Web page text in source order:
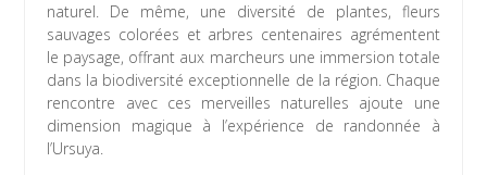
naturel. De même, une diversité de plantes, fleurs
sauvages colorées et arbres centenaires agrémentent
le paysage, offrant aux marcheurs une immersion totale
dans la biodiversité exceptionnelle de la région. Chaque
rencontre avec ces merveilles naturelles ajoute une
dimension magique à l’expérience de randonnée à
l’Ursuya.